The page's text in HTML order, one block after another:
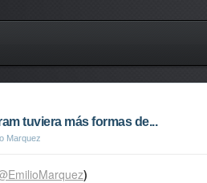
tuviera más formas de...
Marquez
)